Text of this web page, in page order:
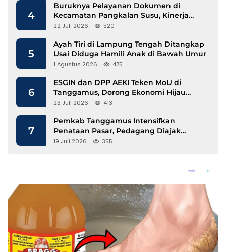
4
Buruknya Pelayanan Dokumen di
Kecamatan Pangkalan Susu, Kinerja
Disdukcapil Langkat Disorot
22 Juli 2026 520
5
Ayah Tiri di Lampung Tengah Ditangkap
Usai Diduga Hamili Anak di Bawah Umur
1 Agustus 2026 475
6
ESGIN dan DPP AEKI Teken MoU di
Tanggamus, Dorong Ekonomi Hijau
Berbasis Kopi dan Perdagangan Karbon
23 Juli 2026 413
7
Pemkab Tanggamus Intensifkan
Penataan Pasar, Pedagang Diajak
Tempati Pasar Modern Talang Padang
19 Juli 2026 355